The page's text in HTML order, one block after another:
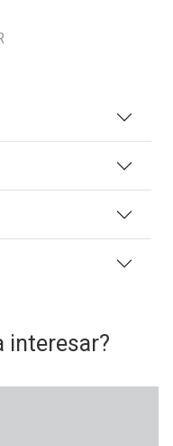
interesar?